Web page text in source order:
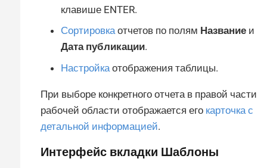
клавише ENTER.
Сортировкаотчетов по полям Название и
Дата публикации.
Настройка отображения таблицы.
При выборе конкретного отчета в правой части
рабочей области отображается его карточка с
детальной информацией.
Интерфейс вкладки Шаблоны